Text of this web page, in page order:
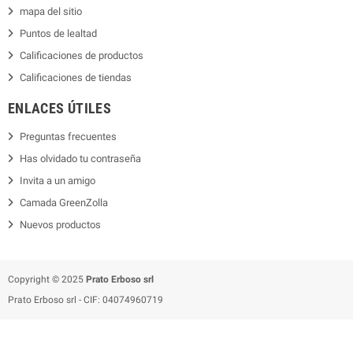
mapa del sitio
Puntos de lealtad
Calificaciones de productos
Calificaciones de tiendas
ENLACES ÚTILES
Preguntas frecuentes
Has olvidado tu contraseña
Invita a un amigo
Camada GreenZolla
Nuevos productos
Copyright © 2025 Prato Erboso srl
Prato Erboso srl - CIF: 04074960719